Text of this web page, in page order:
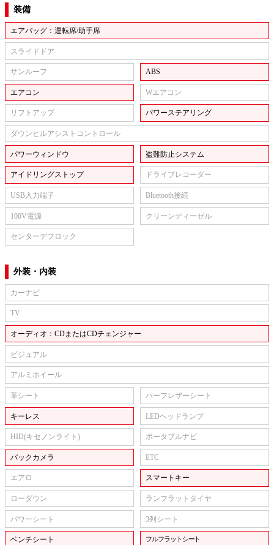
装備
エアバッグ：運転席/助手席
スライドドア
サンルーフ ABS
エアコン Wエアコン
リフトアップ パワーステアリング
ダウンヒルアシストコントロール
パワーウィンドウ 盗難防止システム
アイドリングストップ ドライブレコーダー
USB入力端子 Bluetooth接続
100V電源 クリーンディーゼル
センターデフロック
外装・内装
カーナビ
TV
オーディオ：CDまたはCDチェンジャー
ビジュアル
アルミホイール
革シート ハーフレザーシート
キーレス LEDヘッドランプ
HID(キセノンライト) ポータブルナビ
バックカメラ ETC
エアロ スマートキー
ローダウン ランフラットタイヤ
パワーシート 3列シート
ベンチシート フルフラットシート